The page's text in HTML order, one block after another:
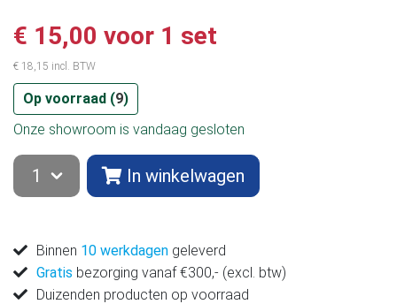
€ 15,00 voor 1 set
€ 18,15 incl. BTW
Op voorraad (9)
Onze showroom is vandaag gesloten
In winkelwagen
Binnen 10 werkdagen geleverd
Gratis bezorging vanaf €300,- (excl. btw)
Duizenden producten op voorraad